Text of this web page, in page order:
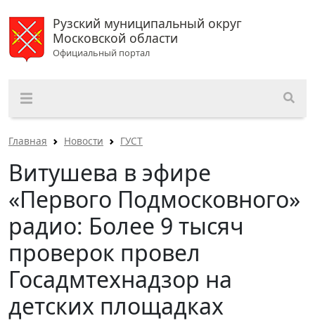
Рузский муниципальный округ
Московской области
Официальный портал
Главная Новости ГУСТ
Витушева в эфире
«Первого Подмосковного»
радио: Более 9 тысяч
проверок провел
Госадмтехнадзор на
детских площадках